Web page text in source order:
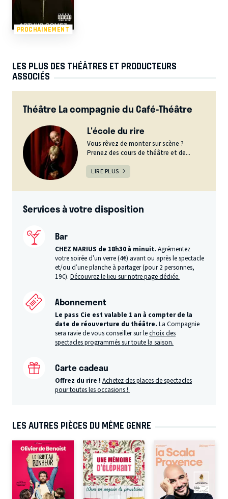
PROCHAINEMENT
LES PLUS DES THÉÂTRES ET PRODUCTEURS
ASSOCIÉS
Théâtre La compagnie du Café-Théâtre
L'école du rire
Vous rêvez de monter sur scène ?
Prenez des cours de théâtre et de...
LIRE PLUS
Services à votre disposition
Bar
CHEZ MARIUS de 18h30 à minuit.Agrémentez
votre soirée d’un verre (4€) avant ou après le spectacle
et/ou d’une planche à partager (pour 2 personnes,
19€).Découvrez le lieu sur notre page dédiée.
Abonnement
Le pass Cie est valable 1 an à compter de la
date de réouverture du théâtre.La Compagnie
sera ravie de vous conseiller sur lechoix des
spectacles programmés sur toute la saison.
Carte cadeau
Offrez du rire ! Achetez des places de spectacles
pour toutes les occasions !
LES AUTRES PIÈCES DU MÊME GENRE